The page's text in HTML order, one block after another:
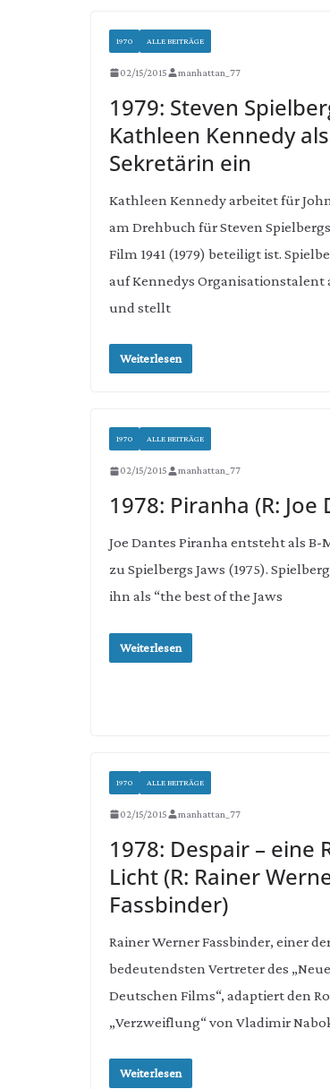
1970 ALLE BEITRÄGE
02/15/2015 manhattan_77
1979: Steven
Kathleen Kennedy als
Sekretärin ein
Kathleen Kennedy arbeitet für
am Drehbuch für Steven Spielbergs
Film 1941 (1979) beteiligt ist.
auf Kennedys Organisationstalent
und stellt
Weiterlesen
1970 ALLE BEITRÄGE
02/15/2015 manhattan_77
1978: Piranha (R: Joe
Joe Dantes Piranha entsteht als B-
zu Spielbergs Jaws (1975).
ihn als “the best of the Jaws
Weiterlesen
1970 ALLE BEITRÄGE
02/15/2015 manhattan_77
1978: Despair – eine
Licht (R: Rainer
Fassbinder)
Rainer Werner Fassbinder, einer
bedeutendsten Vertreter des
Deutschen Films“, adaptiert den
„Verzweiflung“ von Vladimir
Weiterlesen